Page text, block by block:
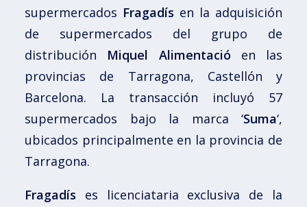
supermercados Fragadís en la adquisición
de supermercados del grupo de
distribución Miquel Alimentació en las
provincias de Tarragona, Castellón y
Barcelona. La transacción incluyó 57
supermercados bajo la marca ‘Suma‘,
ubicados principalmente en la provincia de
Tarragona.
Fragadís es licenciataria exclusiva de la